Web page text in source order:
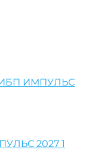
ИМПУЛЬС
2027 1